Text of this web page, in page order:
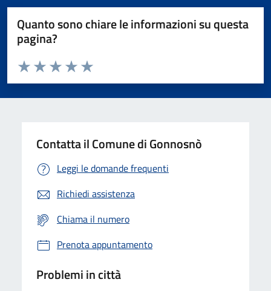
Quanto sono chiare le informazioni su questa
pagina?
Valuta da 1 a 5 stelle la pagina
Valuta 5 stelle su 5
Valuta 4 stelle su 5
Valuta 3 stelle su 5
Valuta 2 stelle su 5
Valuta 1 stelle su 5
Contatta il Comune di Gonnosnò
Leggi le domande frequenti
Richiedi assistenza
Chiama il numero
Prenota appuntamento
Problemi in città